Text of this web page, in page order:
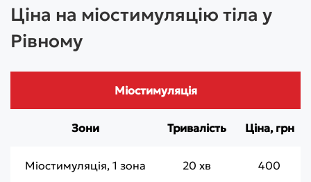
Ціна на міостимуляцію тіла у
Рівному
Міостимуляція
Зони Тривалість Ціна, грн
Міостимуляція, 1 зона 20 хв 400